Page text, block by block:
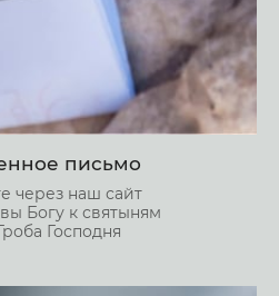
письмо
через наш сайт
Богу к святыням
Господня